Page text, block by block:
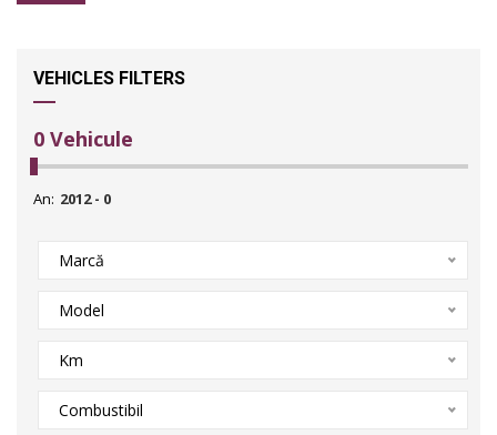
VEHICLES FILTERS
0 Vehicule
An:
Marcă
Model
Km
Combustibil